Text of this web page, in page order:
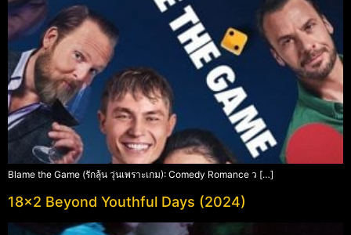
Blame the Game (รักลุ้น วุ่นเพราะเกม): Comedy Romance ว […]
18×2 Beyond Youthful Days (2024)